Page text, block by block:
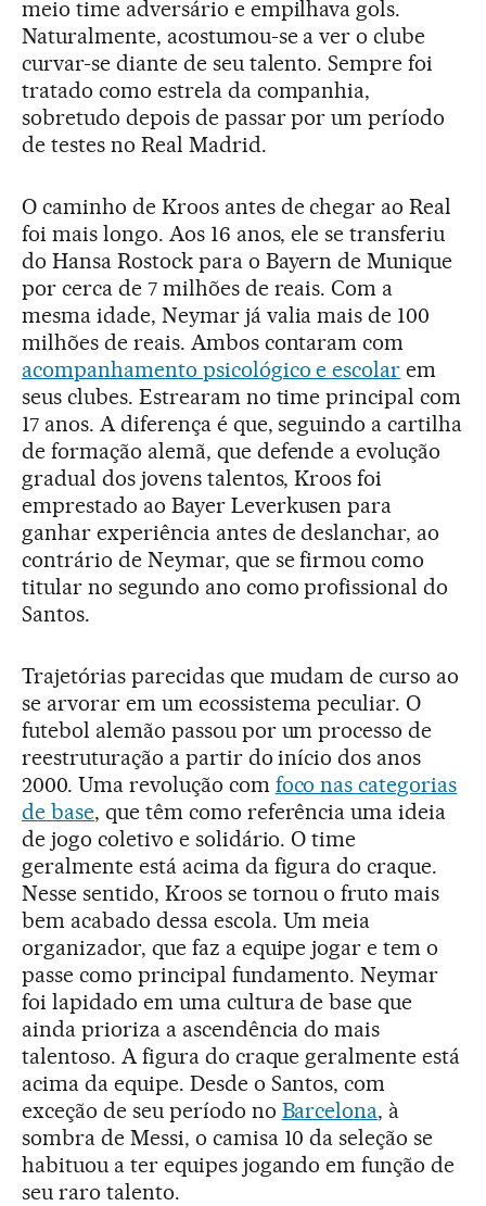
meio time adversário e empilhava gols.
Naturalmente, acostumou-se a ver o clube
curvar-se diante de seu talento. Sempre foi
tratado como estrela da companhia,
sobretudo depois de passar por um período
de testes no Real Madrid.
O caminho de Kroos antes de chegar ao Real
foi mais longo. Aos 16 anos, ele se transferiu
do Hansa Rostock para o Bayern de Munique
por cerca de 7 milhões de reais. Com a
mesma idade, Neymar já valia mais de 100
milhões de reais. Ambos contaram com
acompanhamento psicológico e escolar em
seus clubes. Estrearam no time principal com
17 anos. A diferença é que, seguindo a cartilha
de formação alemã, que defende a evolução
gradual dos jovens talentos, Kroos foi
emprestado ao Bayer Leverkusen para
ganhar experiência antes de deslanchar, ao
contrário de Neymar, que se firmou como
titular no segundo ano como profissional do
Santos.
Trajetórias parecidas que mudam de curso ao
se arvorar em um ecossistema peculiar. O
futebol alemão passou por um processo de
reestruturação a partir do início dos anos
2000. Uma revolução com foco nas categorias
de base, que têm como referência uma ideia
de jogo coletivo e solidário. O time
geralmente está acima da figura do craque.
Nesse sentido, Kroos se tornou o fruto mais
bem acabado dessa escola. Um meia
organizador, que faz a equipe jogar e tem o
passe como principal fundamento. Neymar
foi lapidado em uma cultura de base que
ainda prioriza a ascendência do mais
talentoso. A figura do craque geralmente está
acima da equipe. Desde o Santos, com
exceção de seu período no Barcelona, à
sombra de Messi, o camisa 10 da seleção se
habituou a ter equipes jogando em função de
seu raro talento.